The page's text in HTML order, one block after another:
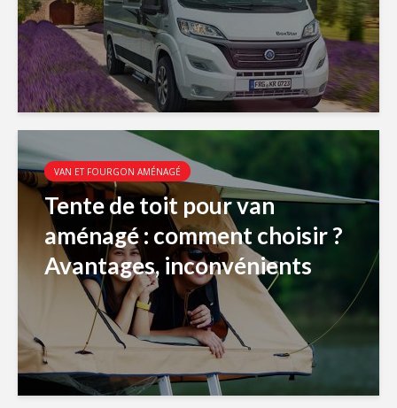
VAN ET FOURGON AMÉNAGÉ
Tente de toit pour van
aménagé : comment choisir ?
Avantages, inconvénients